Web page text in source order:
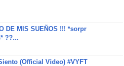
DE MIS SUEÑOS !!! *sorpr
??...
(Official Video) #VYFT